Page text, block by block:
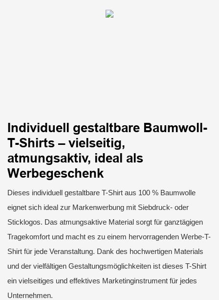
Individuell gestaltbare Baumwoll-
T-Shirts – vielseitig,
atmungsaktiv, ideal als
Werbegeschenk
Dieses individuell gestaltbare T-Shirt aus 100 % Baumwolle
eignet sich ideal zur Markenwerbung mit Siebdruck- oder
Sticklogos. Das atmungsaktive Material sorgt für ganztägigen
Tragekomfort und macht es zu einem hervorragenden Werbe-T-
Shirt für jede Veranstaltung. Dank des hochwertigen Materials
und der vielfältigen Gestaltungsmöglichkeiten ist dieses T-Shirt
ein vielseitiges und effektives Marketinginstrument für jedes
Unternehmen.